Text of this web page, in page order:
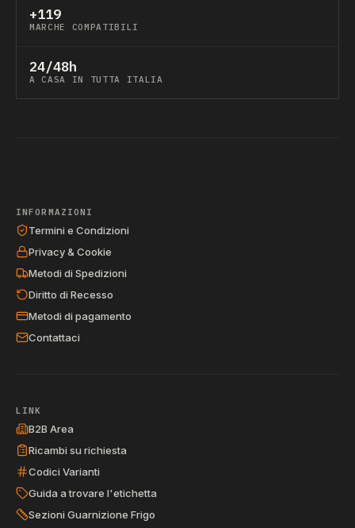
+119
MARCHE COMPATIBILI
24/48h
A CASA IN TUTTA ITALIA
INFORMAZIONI
Termini e Condizioni
Privacy & Cookie
Metodi di Spedizioni
Diritto di Recesso
Metodi di pagamento
Contattaci
LINK
B2B Area
Ricambi su richiesta
Codici Varianti
Guida a trovare l'etichetta
Sezioni Guarnizione Frigo